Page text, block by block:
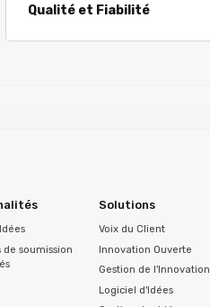
Qualité et Fiabilité
de soumission
Solutions
Voix du Client
Innovation Ouverte
Gestion de l'Innovation
Logiciel d'Idées